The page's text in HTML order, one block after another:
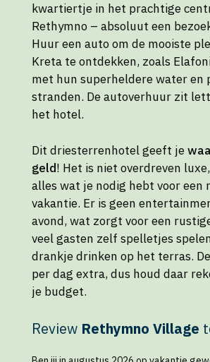
kwartiertje in het prachtige
Rethymno – absoluut een
Huur een auto om de mooiste
Kreta te ontdekken, zoals
met hun superheldere water en
stranden. De autoverhuur zit
het hotel.
Dit driesterrenhotel geeft je
geld! Het is niet overdreven
alles wat je nodig hebt voor een
vakantie. Er is geen
avond, wat zorgt voor een
veel gasten zelf spelletjes
drankje drinken op het terras.
per dag extra, dus houd daar
je budget.
Review Rethymno Village